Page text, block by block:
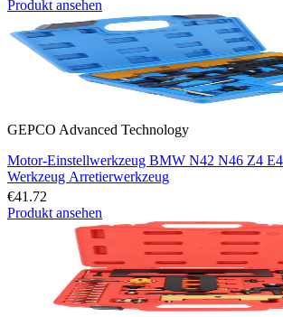
Produkt ansehen
GEPCO Advanced Technology
Motor-Einstellwerkzeug BMW N42 N46 Z4
Werkzeug Arretierwerkzeug
€41.72
Produkt ansehen